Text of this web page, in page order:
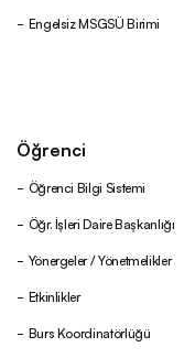
Engelsiz MSGSÜ Birimi
Öğrenci
Öğrenci Bilgi Sistemi
Öğr. İşleri Daire Başkanlığı
Yönergeler / Yönetmelikler
Etkinlikler
Burs Koordinatörlüğü